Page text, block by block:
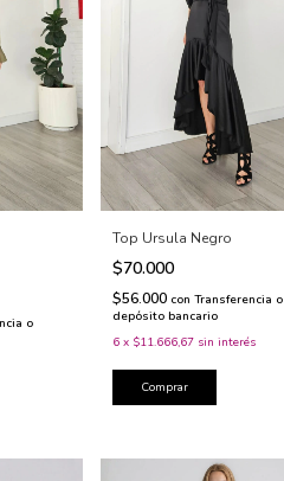
o
Top Ursula Negro
$70.000
$56.000 con Transferencia o
depósito bancario
6 x $11.666,67 sin interés
Comprar